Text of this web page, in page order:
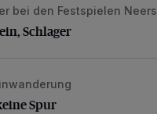
Schlager
bei den Festspielen
Schlager
Spur
Spur